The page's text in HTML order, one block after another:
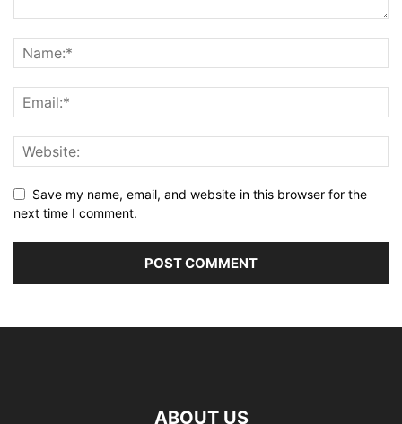
Save my name, email, and website in this browser for the
next time I comment.
ABOUT US